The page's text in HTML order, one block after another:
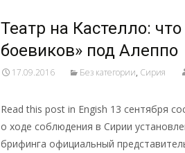
Театр на Кастелло:
боевиков» под Алеппо
17.09.2016 Без категории, Сирия
Read this post in Engish 13 сентября
о ходе соблюдения в Сирии
брифинга официальный